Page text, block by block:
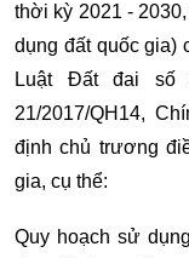
thời kỳ 2021 -
dụng đất quốc gia)
Luật Đất đai số
21/2017/QH14,
định chủ trương
gia, cụ thể:
Quy hoạch sử